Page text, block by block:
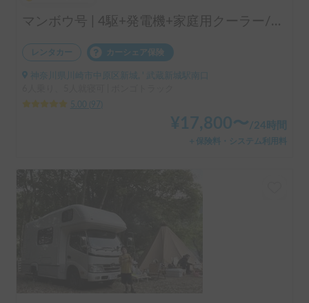
マンボウ号 | 4駆+発電機+家庭用クーラー/レンタル事業者の為、万が一の自損事故の車両保険ついてます
レンタカー カーシェア保険
神奈川県川崎市中原区新城, ' 武蔵新城駅南口
5.00
97
¥ 17,800〜 /24時間
＋保険料・システム利用料